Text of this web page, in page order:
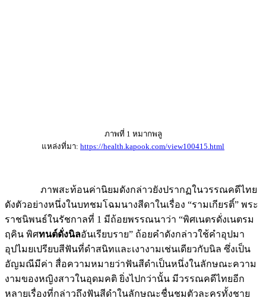
https://health.kapook.com/view100415.html
ดังตัวอย่างหนึ่งในบทชมโฉมนางสีดาในเรื่อง “รามเกียรติ์” พระ
ราชนิพนธ์ในรัชกาลที่ 1 มีถ้อยพรรณนาว่า “พิศเนตรดั่งเนตรม
ฤคิน พิศทนต์ดั่งนิลอันเรียบราย” ถ้อยคำดังกล่าวใช้คำอุปมา
อุปไมยเปรียบสีฟันที่ดำสนิทและเงางามเช่นเดียวกับนิล ซึ่งเป็น
อัญมณีมีค่า สื่อความหมายว่าฟันสีดำเป็นหนึ่งในลักษณะความ
งามของหญิงสาวในอุดมคติ ยิ่งไปกว่านั้น มีวรรณคดีไทยอีก
หลายเรื่องที่กล่าวถึงฟันสีดำในลักษณะชื่นชมตัวละครทั้งชาย
และหญิง